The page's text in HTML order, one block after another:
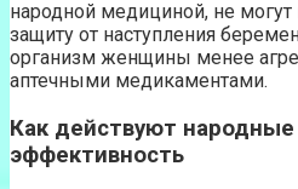
народной медициной, не могут
защиту от наступления
организм женщины менее
аптечными медикаментами.
Как действуют
эффективность